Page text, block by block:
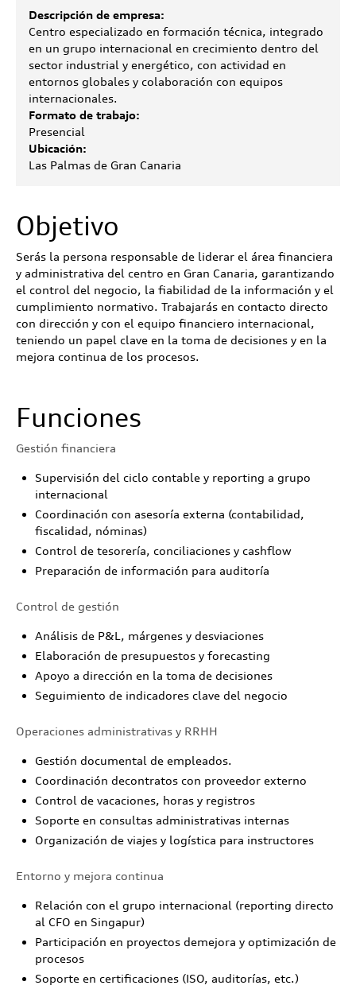
Descripción de empresa:
Centro especializado en formación técnica, integrado
en un grupo internacional en crecimiento dentro del
sector industrial y energético, con actividad en
entornos globales y colaboración con equipos
internacionales.
Formato de trabajo:
Presencial
Ubicación:
Las Palmas de Gran Canaria
Objetivo
Serás la persona responsable de liderar el área financiera
y administrativa del centro en Gran Canaria, garantizando
el control del negocio, la fiabilidad de la información y el
cumplimiento normativo. Trabajarás en contacto directo
con dirección y con el equipo financiero internacional,
teniendo un papel clave en la toma de decisiones y en la
mejora continua de los procesos.
Funciones
Gestión financiera
Supervisión del ciclo contable y reporting a grupo
internacional
Coordinación con asesoría externa (contabilidad,
fiscalidad, nóminas)
Control de tesorería, conciliaciones y cashflow
Preparación de información para auditoría
Control de gestión
Análisis de P&L, márgenes y desviaciones
Elaboración de presupuestos y forecasting
Apoyo a dirección en la toma de decisiones
Seguimiento de indicadores clave del negocio
Operaciones administrativas y RRHH
Gestión documental de empleados.
Coordinación decontratos con proveedor externo
Control de vacaciones, horas y registros
Soporte en consultas administrativas internas
Organización de viajes y logística para instructores
Entorno y mejora continua
Relación con el grupo internacional (reporting directo
al CFO en Singapur)
Participación en proyectos demejora y optimización de
procesos
Soporte en certificaciones (ISO, auditorías, etc.)